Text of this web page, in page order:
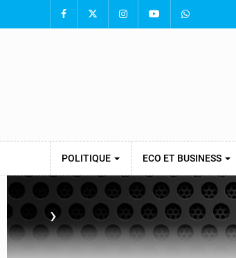
POLITIQUE ECO ET BUSINESS
›